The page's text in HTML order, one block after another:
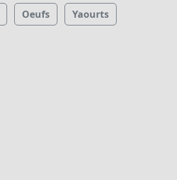
Oeufs Yaourts